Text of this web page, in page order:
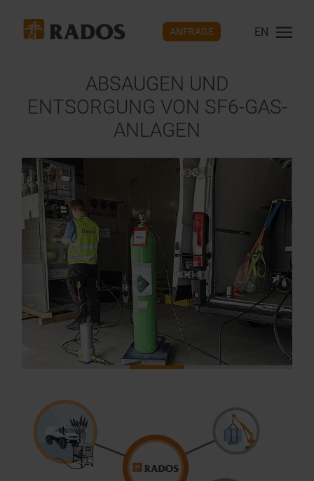
ANFRAGE EN
ABSAUGEN UND
ENTSORGUNG VON SF6-GAS-
ANLAGEN